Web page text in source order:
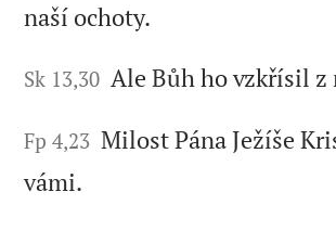
naší ochoty.
Sk 13,30 Ale Bůh ho vzkřísil
Fp 4,23 Milost Pána Ježíše
vámi.